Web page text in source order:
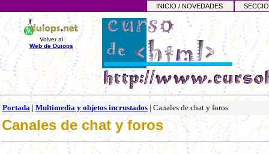
INICIO / NOVEDADES
Volver al
Web de Duiops
Portada | Multimedia y objetos incrustados | Canales de chat y foros
Canales de chat y foros